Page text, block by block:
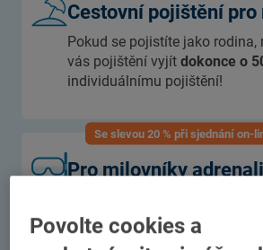
Cestovní pojištění pro
Pokud se pojistíte jako rodina,
vás pojištění vyjít dokonce o
individuálnímu pojištění!
Pro milovníky
Cestovní pojištění pro
24 Kč na den!
Se slevou 20 % při sjednání on-
Povolte cookies a